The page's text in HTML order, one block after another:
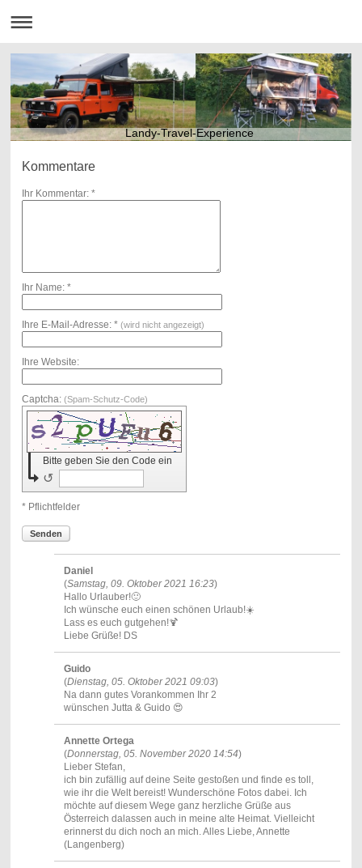
Landy-Travel-Experience
Kommentare
Ihr Kommentar: *
Ihr Name: *
Ihre E-Mail-Adresse: * (wird nicht angezeigt)
Ihre Website:
Captcha: (Spam-Schutz-Code)
Bitte geben Sie den Code ein
↺
* Pflichtfelder
Senden
Daniel
(Samstag, 09. Oktober 2021 16:23)
Hallo Urlauber!🙂
Ich wünsche euch einen schönen Urlaub!☀️
Lass es euch gutgehen!🍹
Liebe Grüße! DS
Guido
(Dienstag, 05. Oktober 2021 09:03)
Na dann gutes Vorankommen Ihr 2
wünschen Jutta & Guido 😍
Annette Ortega
(Donnerstag, 05. November 2020 14:54)
Lieber Stefan,
ich bin zufällig auf deine Seite gestoßen und finde es toll,
wie ihr die Welt bereist! Wunderschöne Fotos dabei. Ich
möchte auf diesem Wege ganz herzliche Grüße aus
Österreich dalassen auch in meine alte Heimat. Vielleicht
erinnerst du dich noch an mich. Alles Liebe, Annette
(Langenberg)